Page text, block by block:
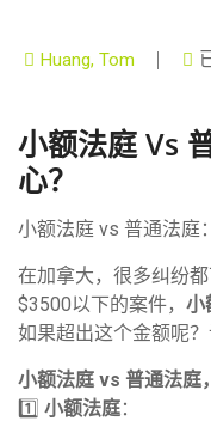
Huang, Tom
小额法庭 Vs
心？
小额法庭 vs 普通法庭
在加拿大，很多纠纷
$3500以下的案件， 小
如果超出这个金额呢
小额法庭 vs 普通法庭
1️⃣ 小额法庭：